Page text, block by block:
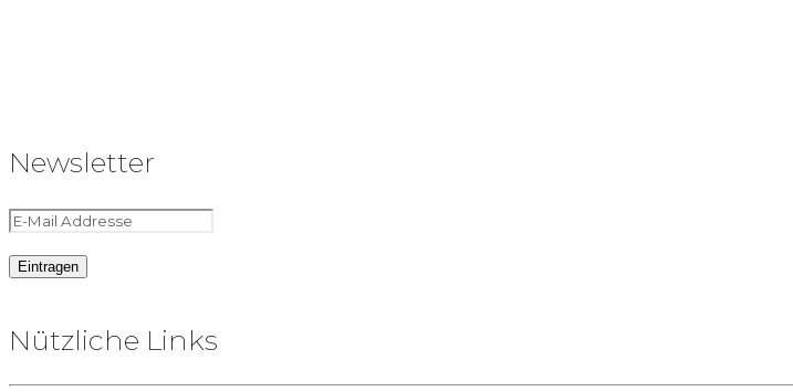
Newsletter
Nützliche Links